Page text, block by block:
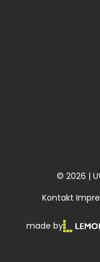
© 2026 |
Kontakt
made by